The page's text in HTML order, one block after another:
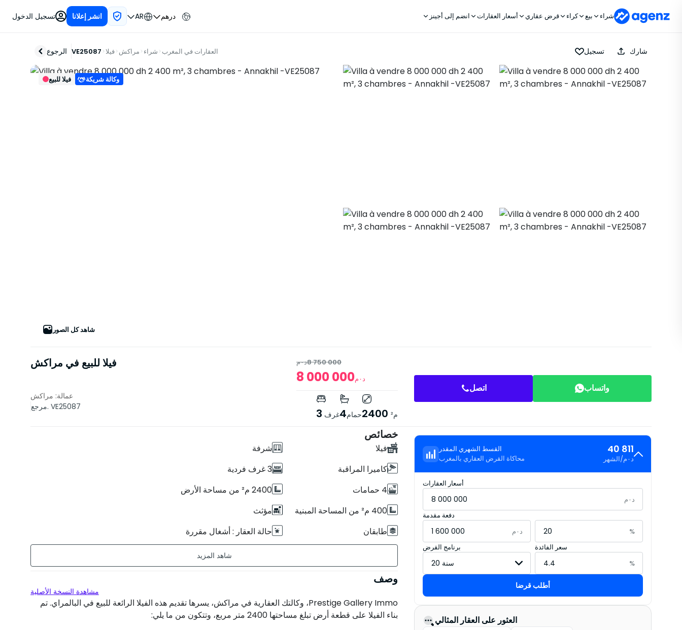
شراء بيع كراء قرض عقاري أسعار العقارات انضم إلى أجينز درهم AR انشر إعلانا تسجيل الدخول
الرجوع العقارات في المغرب شراء مراكش فيلا VE25087 تسجيل شارك
شاهد كل الصور
فيلا للبيع وكالة شريكة
فيلا للبيع في مراكش د٠م8 750 000
8 000 000 د٠م
عمالة: مراكش
مرجع. VE25087
3 غرف4حمام2400 م²
اتصل واتساب
خصائص
فيلا
شرفة
كاميرا المراقبة
3 غرف فردية
4 حمامات
2400 م² من مساحة الأرض
400 م² من المساحة المبنية
مؤثث
طابقان
حالة العقار : أشغال مقررة
وصف
مشاهدة النسخة الأصلية
Prestige Gallery Immo، وكالتك العقارية في مراكش، يسرها تقديم هذه الفيلا الرائعة للبيع في البالمراي. تم
بناء الفيلا على قطعة أرض تبلغ مساحتها 2400 متر مربع، وتتكون من ما يلي:
القسط الشهري المقدر
محاكاة القرض العقاري بالمغرب
40 811
د٠م /الشهر
أسعار العقارات
د٠م
دفعة مقدمة
د٠م
%
برنامج القرض
سعر الفائدة
%
أطلب قرضا
العثور على العقار المثالي